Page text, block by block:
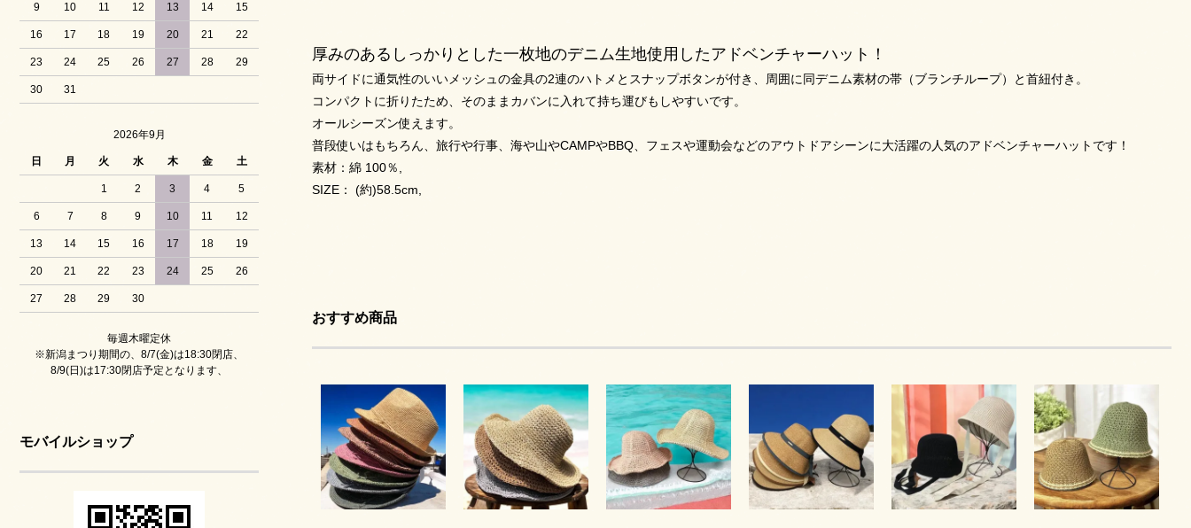
9 10 11 12 13 14 15
16 17 18 19 20 21 22
23 24 25 26 27 28 29
30 31
2026年9月
日 月 火 水 木 金 土
1 2 3 4 5
6 7 8 9 10 11 12
13 14 15 16 17 18 19
20 21 22 23 24 25 26
27 28 29 30
毎週木曜定休
※新潟まつり期間の、8/7(金)は18:30閉店、
8/9(日)は17:30閉店予定となります、
モバイルショップ
厚みのあるしっかりとした一枚地のデニム生地使用したアドベンチャーハット！
両サイドに通気性のいいメッシュの金具の2連のハトメとスナップボタンが付き、周囲に同デニム素材の帯（ブランチループ）と首紐付き。
コンパクトに折りたため、そのままカバンに入れて持ち運びもしやすいです。
オールシーズン使えます。
普段使いはもちろん、旅行や行事、海や山やCAMPやBBQ、フェスや運動会などのアウトドアシーンに大活躍の人気のアドベンチャーハットです！
素材：綿 100％,
SIZE： (約)58.5cm,
おすすめ商品